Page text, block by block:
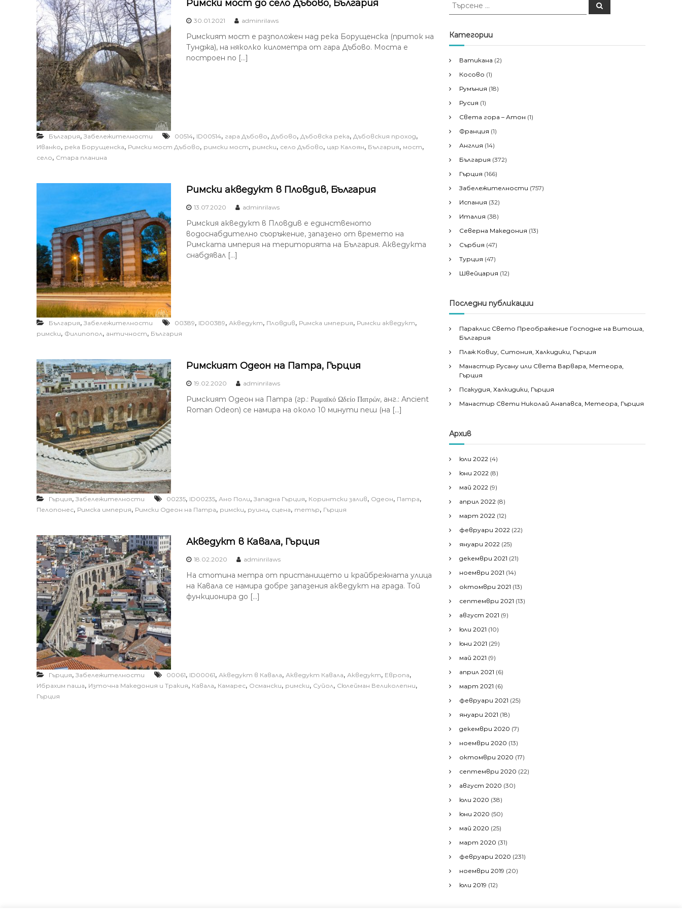
Римски мост до село Дъбово, България
30.01.2021 adminrilaws
Римският мост е разположен над река Борущенска (приток на
Тунджа), на няколко километра от гара Дъбово. Моста е
построен по […]
България, Забележителности 00514, ID00514, гара Дъбово, Дъбово, Дъбовска река, Дъбовския проход,
Иванко, река Борущенска, Римски мост Дъбово, римски мост, римски, село Дъбово, цар Калоян, България, мост,
село, Стара планина
Римски акведукт в Пловдив, България
13.07.2020 adminrilaws
Римския акведукт в Пловдив е единственото
водоснабдително съоръжение, запазено от времето на
Римската империя на територията на България. Акведукта
снабдявал […]
България, Забележителности 00389, ID00389, Акведукт, Пловдив, Римска империя, Римски акведукт,
римски, Филипопол, античност, България
Римският Одеон на Патра, Гърция
19.02.2020 adminrilaws
Римският Одеон на Патра (гр.: Ρωμαϊκό Ωδείο Πατρών, анг.: Ancient
Roman Odeon) се намира на около 10 минути пеш (на […]
Гърция, Забележителности 00235, ID00235, Ано Поли, Западна Гърция, Коринтски залив, Одеон, Патра,
Пелопонес, Римска империя, Римски Одеон на Патра, римски, руини, сцена, тетър, Гърция
Акведукт в Кавала, Гърция
18.02.2020 adminrilaws
На стотина метра от пристанището и крайбрежната улица
на Кавала се намира добре запазения акведукт на града. Той
функционира до […]
Гърция, Забележителности 00061, ID00061, Акведукт в Кавала, Акведукт Кавала, Акведукт, Европа,
Ибрахим паша, Източна Македония и Тракия, Кавала, Камарес, Османски, римски, Суйол, Сюлейман Великолепни,
Гърция
с
е
е
з
а
Т
ъ
е
Категории
Ватикана (2)
Косово (1)
Румъния (18)
Русия (1)
Света гора – Атон (1)
Франция (1)
Англия (14)
България (372)
Гърция (166)
Забележителности (757)
Испания (32)
Италия (38)
Северна Македония (13)
Сърбия (47)
Турция (47)
Швейцария (12)
Последни публикации
Параклис Свето Преображение Господне на Витоша,
България
Плаж Ковиу, Ситония, Халкидики, Гърция
Манастир Русану или Света Варвара, Метеора,
Гърция
Псакудия, Халкидики, Гърция
Манастир Свети Николай Анапавса, Метеора, Гърция
Архив
юли 2022 (4)
юни 2022 (8)
май 2022 (9)
април 2022 (8)
март 2022 (12)
февруари 2022 (22)
януари 2022 (25)
декември 2021 (21)
ноември 2021 (14)
октомври 2021 (13)
септември 2021 (13)
август 2021 (9)
юли 2021 (10)
юни 2021 (29)
май 2021 (9)
април 2021 (6)
март 2021 (6)
февруари 2021 (25)
януари 2021 (18)
декември 2020 (7)
ноември 2020 (13)
октомври 2020 (17)
септември 2020 (22)
август 2020 (30)
юли 2020 (38)
юни 2020 (50)
май 2020 (25)
март 2020 (31)
февруари 2020 (231)
ноември 2019 (20)
юли 2019 (12)